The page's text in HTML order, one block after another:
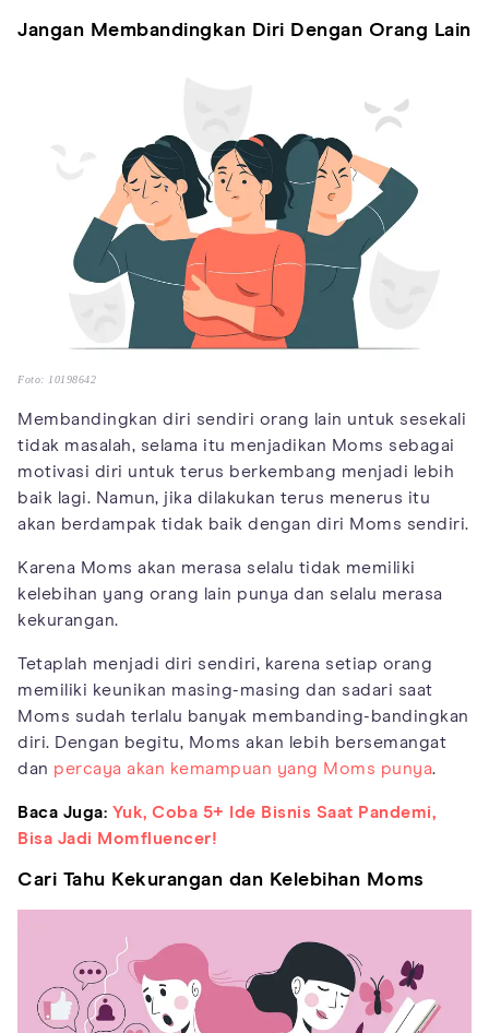
Jangan Membandingkan Diri Dengan Orang Lain
Foto: 10198642
Membandingkan diri sendiri orang lain untuk sesekali
tidak masalah, selama itu menjadikan Moms sebagai
motivasi diri untuk terus berkembang menjadi lebih
baik lagi. Namun, jika dilakukan terus menerus itu
akan berdampak tidak baik dengan diri Moms sendiri.
Karena Moms akan merasa selalu tidak memiliki
kelebihan yang orang lain punya dan selalu merasa
kekurangan.
Tetaplah menjadi diri sendiri, karena setiap orang
memiliki keunikan masing-masing dan sadari saat
Moms sudah terlalu banyak membanding-bandingkan
diri. Dengan begitu, Moms akan lebih bersemangat
dan percaya akan kemampuan yang Moms punya.
Baca Juga: Yuk, Coba 5+ Ide Bisnis Saat Pandemi,
Bisa Jadi Momfluencer!
Cari Tahu Kekurangan dan Kelebihan Moms